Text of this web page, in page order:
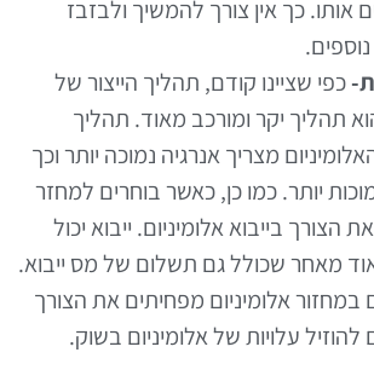
אותו. כך אין צורך להמשיך ולבזבז
כפי שציינו קודם, תהליך הייצור של
תהליך יקר ומורכב מאוד. תהליך
מצריך אנרגיה נמוכה יותר וכך
יותר. כמו כן, כאשר בוחרים למחזר
הצורך בייבוא אלומיניום. ייבוא יכול
מאחר שכולל גם תשלום של מס ייבוא.
במחזור אלומיניום מפחיתים את הצורך
להוזיל עלויות של אלומיניום בשוק.